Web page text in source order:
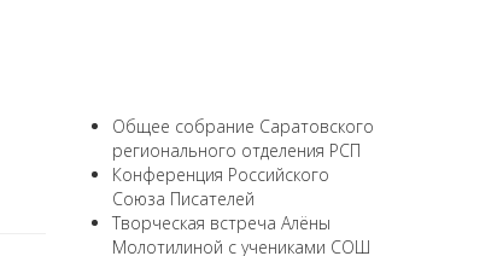
Общее собрание Саратовского
регионального отделения РСП
Конференция Российского
Союза Писателей
Творческая встреча Алёны
Молотилиной с учениками СОШ